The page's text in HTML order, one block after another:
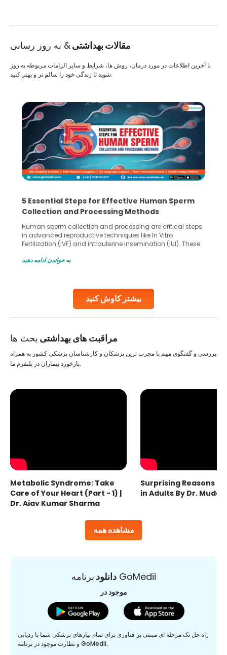
مقالات بهداشتی& به روز رسانی
بیشتر کاوش کنید
با آخرین اطلاعات در مورد درمان، روش ها، شرایط و سایر الزامات مربوطه به روز
شوید تا زندگی خود را سالم تر و بهتر کنید.
5 Essential Steps for Effective Human Sperm
Collection and Processing Methods
Human sperm collection and processing are critical steps
in advanced reproductive techniques like In Vitro
Fertilization (IVF) and intrauterine insemination (IUI). These
challenges and help couples achieve their dream of
collected, they process the
به خواندن ادامه دهید
مراقبت های بهداشتی بحث ها
مشاهده همه
بررسی و گفتگوی مهم با مجرب ترین پزشکان و کارشناسان پزشکی کشور به همراه
بازخورد بیماران در پلتفرم ما.
Metabolic Syndrome: Take
Care of Your Heart (Part - 1) |
Dr. Ajay Kumar Sharma
Surprising Reasons
in Adults By Dr.
دانلودبرنامه GoMedii
موجود در
راه حل تک مرحله ای مبتنی بر فناوری برای تمام نیازهای پزشکی شما با ردیابی
و نظارت موجود در برنامه GoMedii.